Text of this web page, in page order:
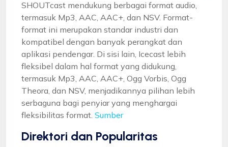
SHOUTcast mendukung berbagai format audio,
termasuk Mp3, AAC, AAC+, dan NSV. Format-
format ini merupakan standar industri dan
kompatibel dengan banyak perangkat dan
aplikasi pendengar. Di sisi lain, Icecast lebih
fleksibel dalam hal format yang didukung,
termasuk Mp3, AAC, AAC+, Ogg Vorbis, Ogg
Theora, dan NSV, menjadikannya pilihan lebih
serbaguna bagi penyiar yang menghargai
fleksibilitas format. Sumber
Direktori dan Popularitas